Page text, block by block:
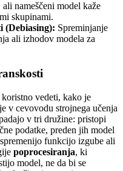
nameščeni model kaže
skupinami.
(Debiasing): Spreminjanje
ali izhodov modela za
vedeti, kako je
v cevovodu strojnega učenja
v tri družine: pristopi
podatke, preden jih model
funkcijo izgube ali
poprocesiranja, ki
model, ne da bi se